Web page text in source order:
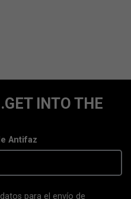
INTO THE
Antifaz
para el envío de